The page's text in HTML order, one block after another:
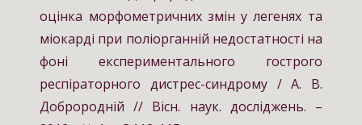
оцінка морфометричних змін у легенях та
міокарді при поліорганній недостатності на
фоні експериментального гострого
респіраторного дистрес-синдрому / А. В.
Доброродній // Вісн. наук. досліджень. –